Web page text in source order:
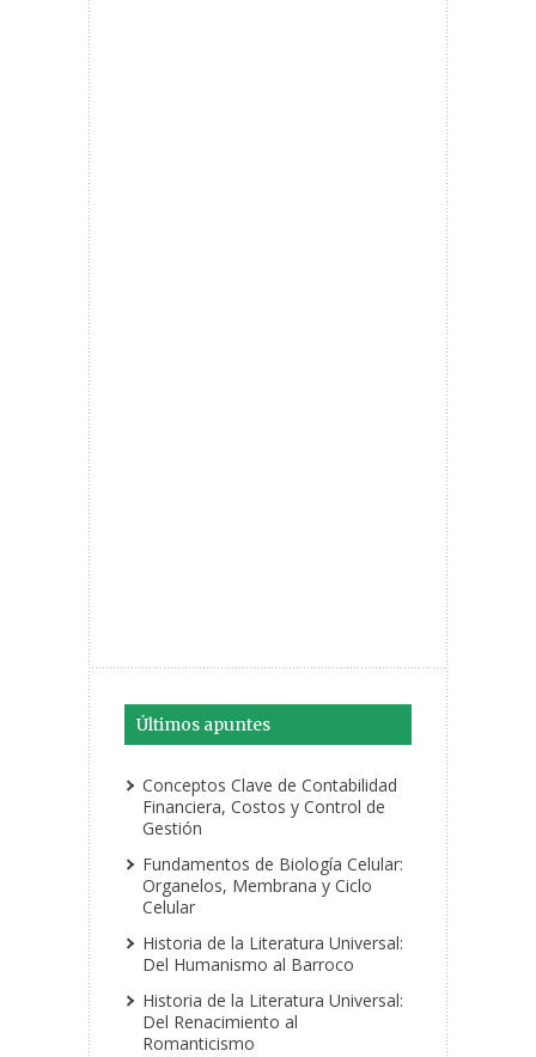
Últimos apuntes
Conceptos Clave de Contabilidad
Financiera, Costos y Control de
Gestión
Fundamentos de Biología Celular:
Organelos, Membrana y Ciclo
Celular
Historia de la Literatura Universal:
Del Humanismo al Barroco
Historia de la Literatura Universal:
Del Renacimiento al
Romanticismo